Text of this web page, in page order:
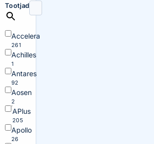
Tootjad
Accelera
261
Achilles
1
Antares
92
Aosen
2
APlus
205
Apollo
26